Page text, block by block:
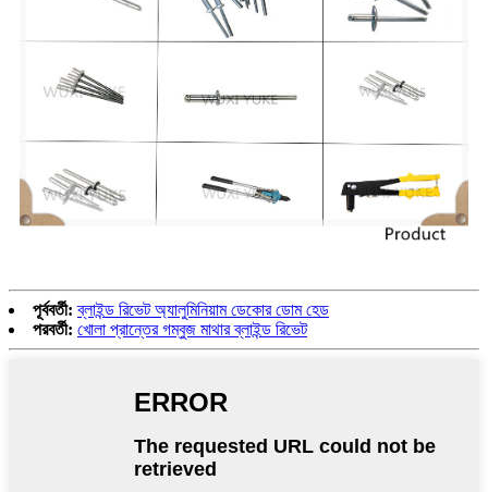
পূর্ববর্তী: ব্লাইন্ড রিভেট অ্যালুমিনিয়াম ডেকোর ডোম হেড
পরবর্তী: খোলা প্রান্তের গম্বুজ মাথার ব্লাইন্ড রিভেট